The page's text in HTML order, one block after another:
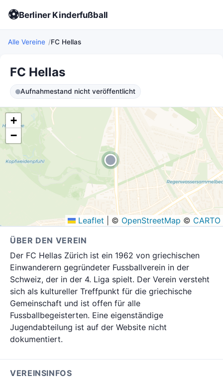
⚽Berliner Kinderfußball
Alle Vereine FC Hellas
FC Hellas
Aufnahmestand nicht veröffentlicht
+
−
Leaflet © OpenStreetMap © CARTO
ÜBER DEN VEREIN
Der FC Hellas Zürich ist ein 1962 von griechischen
Einwanderern gegründeter Fussballverein in der
Schweiz, der in der 4. Liga spielt. Der Verein versteht
sich als kultureller Treffpunkt für die griechische
Gemeinschaft und ist offen für alle
Fussballbegeisterten. Eine eigenständige
Jugendabteilung ist auf der Website nicht
dokumentiert.
VEREINSINFOS